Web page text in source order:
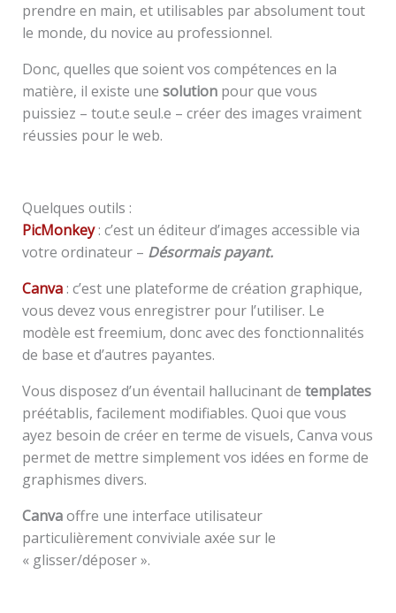
prendre en main, et utilisables par absolument tout
le monde, du novice au professionnel.
Donc, quelles que soient vos compétences en la
matière, il existe une solutionpour que vous
puissiez – tout.e seul.e – créer des images vraiment
réussies pour le web.
Quelques outils :
PicMonkey : c’est un éditeur d’images accessible via
votre ordinateur – Désormais payant.
Canva: c’est une plateforme de création graphique,
vous devez vous enregistrer pour l’utiliser. Le
modèle est freemium, donc avec des fonctionnalités
de base et d’autres payantes.
Vous disposez d’un éventail hallucinant de templates
préétablis, facilement modifiables. Quoi que vous
ayez besoin de créer en terme de visuels, Canva vous
permet de mettre simplement vos idées en forme de
graphismes divers.
Canvaoffre une interface utilisateur
particulièrement conviviale axée sur le
« glisser/déposer ».